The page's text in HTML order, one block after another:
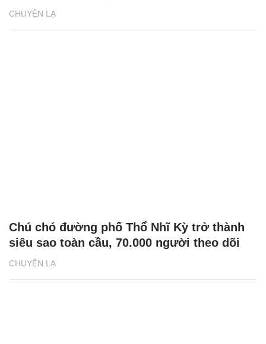
CHUYỆN LẠ
CHUYỆN LẠ
Chú chó đường phố Thổ Nhĩ Kỳ trở thành
siêu sao toàn cầu, 70.000 người theo dõi